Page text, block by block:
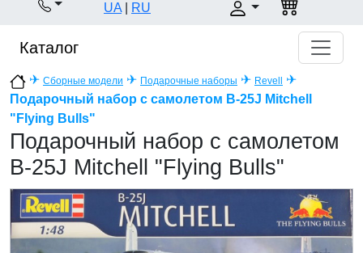
UA RU
Каталог
✈ Сборные модели ✈ Подарочные наборы ✈ Revell
✈
Подарочный набор с самолетом B-25J Mitchell
"Flying Bulls"
Подарочный набор с самолетом
B-25J Mitchell "Flying Bulls"